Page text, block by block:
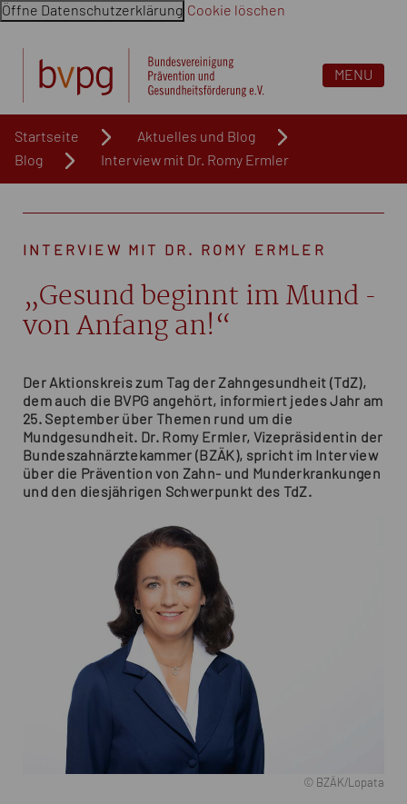
Öffne Datenschutzerklärung Cookie löschen
MENU
Startseite
Aktuelles und Blog
Blog
Interview mit Dr. Romy Ermler
INTERVIEW MIT DR. ROMY ERMLER
„Gesund beginnt im Mund -
von Anfang an!“
Der Aktionskreis zum Tag der Zahngesundheit (TdZ),
dem auch die BVPG angehört, informiert jedes Jahr am
25. September über Themen rund um die
Mundgesundheit. Dr. Romy Ermler, Vizepräsidentin der
Bundeszahnärztekammer (BZÄK), spricht im Interview
über die Prävention von Zahn- und Munderkrankungen
und den diesjährigen Schwerpunkt des TdZ.
© BZÄK/Lopata